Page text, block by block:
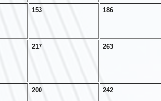
153 186
217 263
200 242